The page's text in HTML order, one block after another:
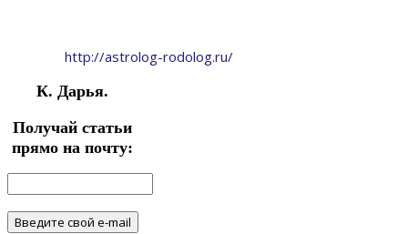
http://astrolog-rodolog.ru/
К. Дарья.
Получай статьи
прямо на почту: